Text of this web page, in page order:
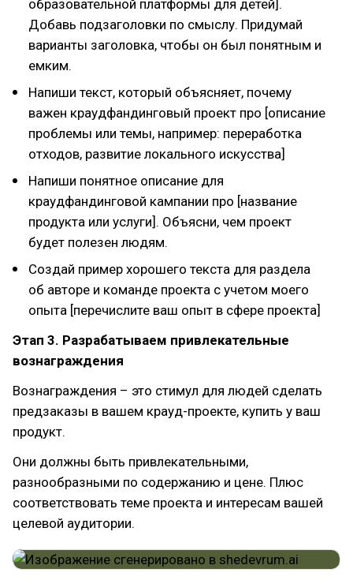
образовательной платформы для детей].
Добавь подзаголовки по смыслу. Придумай
варианты заголовка, чтобы он был понятным и
емким.
Напиши текст, который объясняет, почему
важен краудфандинговый проект про [описание
проблемы или темы, например: переработка
отходов, развитие локального искусства]
Напиши понятное описание для
краудфандинговой кампании про [название
продукта или услуги]. Объясни, чем проект
будет полезен людям.
Создай пример хорошего текста для раздела
об авторе и команде проекта с учетом моего
опыта [перечислите ваш опыт в сфере проекта]
Этап 3. Разрабатываем привлекательные
вознаграждения
Вознаграждения – это стимул для людей сделать
предзаказы в вашем крауд-проекте, купить у ваш
продукт.
Они должны быть привлекательными,
разнообразными по содержанию и цене. Плюс
соответствовать теме проекта и интересам вашей
целевой аудитории.